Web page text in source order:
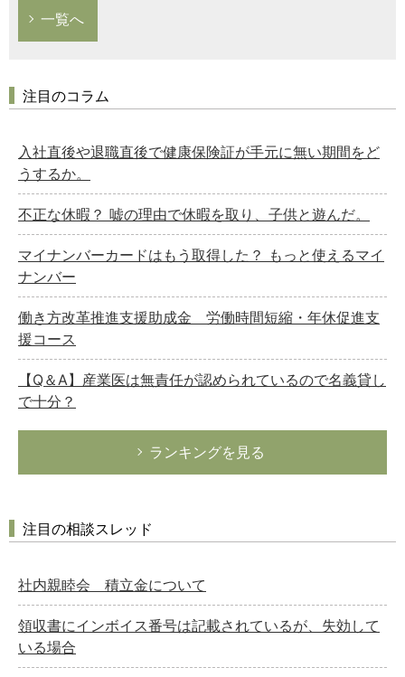
一覧へ
注目のコラム
入社直後や退職直後で健康保険証が手元に無い期間をど
うするか。
不正な休暇？ 嘘の理由で休暇を取り、子供と遊んだ。
マイナンバーカードはもう取得した？ もっと使えるマイ
ナンバー
働き方改革推進支援助成金 労働時間短縮・年休促進支
援コース
【Q＆A】産業医は無責任が認められているので名義貸し
で十分？
ランキングを見る
注目の相談スレッド
社内親睦会 積立金について
領収書にインボイス番号は記載されているが、失効して
いる場合